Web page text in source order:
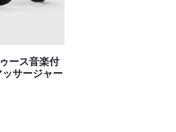
ース音楽付
サージャー